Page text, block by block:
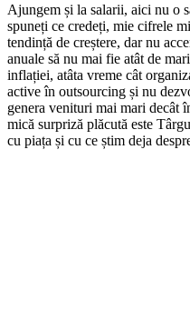
Ajungem și la salarii, aici nu o
spuneți ce credeți, mie cifrele
tendință de creștere, dar nu
anuale să nu mai fie atât de
inflației, atâta vreme cât
active în outsourcing și nu
genera venituri mai mari decât
mică surpriză plăcută este
cu piața și cu ce știm deja